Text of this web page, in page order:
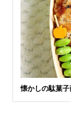
懐かしの駄菓